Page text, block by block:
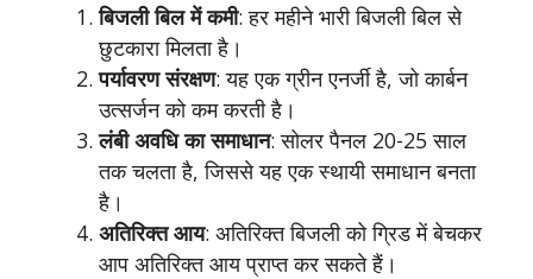
बिजली बिल में कमी: हर महीने भारी बिजली बिल से
छुटकारा मिलता है।
पर्यावरण संरक्षण: यह एक ग्रीन एनर्जी है, जो कार्बन
उत्सर्जन को कम करती है।
लंबी अवधि का समाधान: सोलर पैनल 20-25 साल
तक चलता है, जिससे यह एक स्थायी समाधान बनता
है।
अतिरिक्त आय: अतिरिक्त बिजली को ग्रिड में बेचकर
आप अतिरिक्त आय प्राप्त कर सकते हैं।